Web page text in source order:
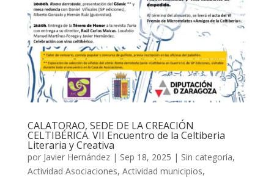
CALATORAO, SEDE DE LA CREACIÓN
CELTIBÉRICA. VII Encuentro de la Celtiberia
Literaria y Creativa
por Javier Hernández| Sep 18, 2025 | Sin categoría,
Actividad Asociaciones, Actividad municipios,